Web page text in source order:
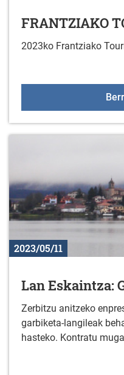
FRANTZIAKO
2023ko Frantziako
2023/05/11
Lan Eskaintza:
Zerbitzu anitzeko
garbiketa-langileak
hasteko. Kontratu